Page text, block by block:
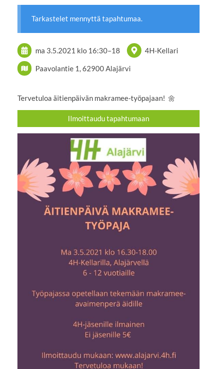
Tarkastelet mennyttä tapahtumaa.
ma 3.5.2021 klo 16:30–18 4H-Kellari
Paavolantie 1, 62900 Alajärvi
Tervetuloa äitienpäivän makramee-työpajaan! 🌼
Ilmoittaudu tapahtumaan